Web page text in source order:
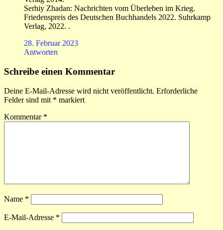
Serhiy Zhadan: Nachrichten vom Überleben im Krieg.
Friedenspreis des Deutschen Buchhandels 2022. Suhrkamp
Verlag, 2022. .
28. Februar 2023
Antworten
Schreibe einen Kommentar
Deine E-Mail-Adresse wird nicht veröffentlicht. Erforderliche
Felder sind mit * markiert
Kommentar *
Name *
E-Mail-Adresse *